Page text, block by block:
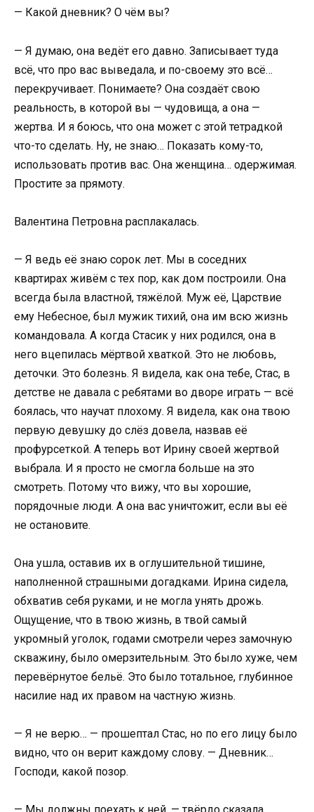
— Какой дневник? О чём вы?
— Я думаю, она ведёт его давно. Записывает туда
всё, что про вас выведала, и по-своему это всё…
перекручивает. Понимаете? Она создаёт свою
реальность, в которой вы — чудовища, а она —
жертва. И я боюсь, что она может с этой тетрадкой
что-то сделать. Ну, не знаю… Показать кому-то,
использовать против вас. Она женщина… одержимая.
Простите за прямоту.
Валентина Петровна расплакалась.
— Я ведь её знаю сорок лет. Мы в соседних
квартирах живём с тех пор, как дом построили. Она
всегда была властной, тяжёлой. Муж её, Царствие
ему Небесное, был мужик тихий, она им всю жизнь
командовала. А когда Стасик у них родился, она в
него вцепилась мёртвой хваткой. Это не любовь,
деточки. Это болезнь. Я видела, как она тебе, Стас, в
детстве не давала с ребятами во дворе играть — всё
боялась, что научат плохому. Я видела, как она твою
первую девушку до слёз довела, назвав её
профурсеткой. А теперь вот Ирину своей жертвой
выбрала. И я просто не смогла больше на это
смотреть. Потому что вижу, что вы хорошие,
порядочные люди. А она вас уничтожит, если вы её
не остановите.
Она ушла, оставив их в оглушительной тишине,
наполненной страшными догадками. Ирина сидела,
обхватив себя руками, и не могла унять дрожь.
Ощущение, что в твою жизнь, в твой самый
укромный уголок, годами смотрели через замочную
скважину, было омерзительным. Это было хуже, чем
перевёрнутое бельё. Это было тотальное, глубинное
насилие над их правом на частную жизнь.
— Я не верю… — прошептал Стас, но по его лицу было
видно, что он верит каждому слову. — Дневник…
Господи, какой позор.